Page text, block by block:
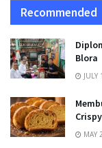
Recommended
Blora
MAY